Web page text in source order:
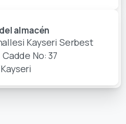
almacén
Kayseri Serbest
Cadde No: 37